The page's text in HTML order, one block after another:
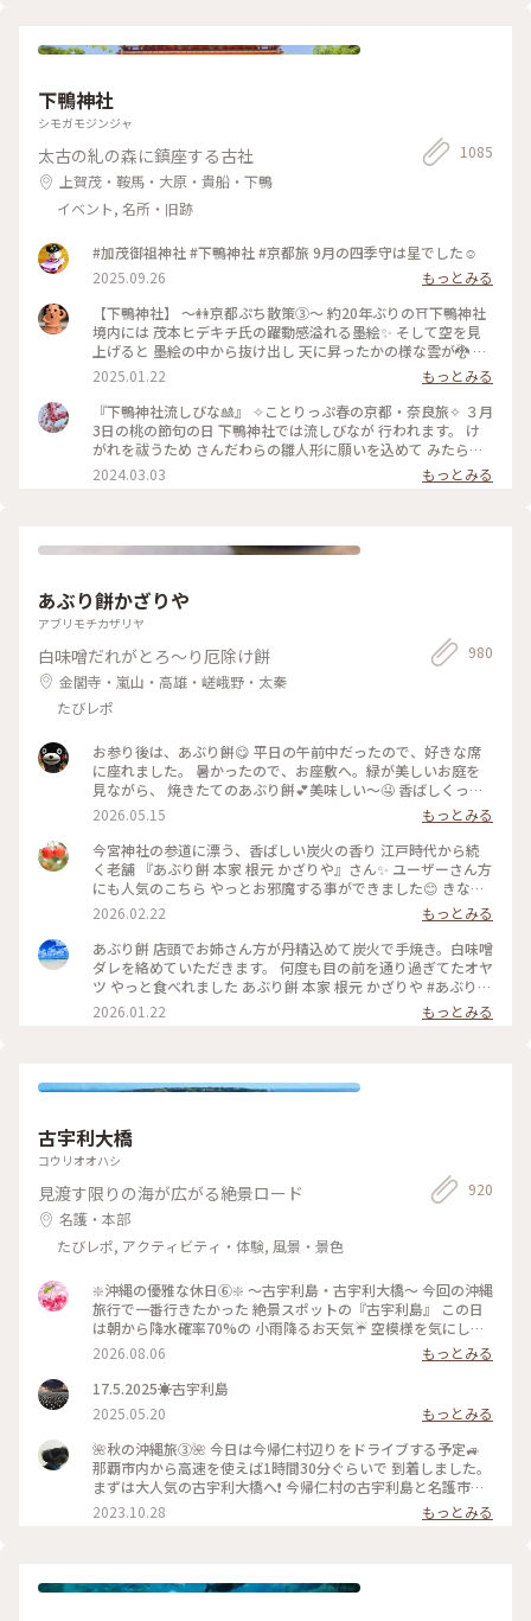
ども教えていただきました〜😍 Webショップでも買えます
⤵︎ ︎下のスポットから ことりっぷさんの記事がご覧になれます
よ😊 * #花を愉しむ #ことりっぷ京都 #京都 #和紙 #彩り文様香
#包み香 #和詩倶楽部 #わしくらぶ #お土産 #おみやげ #おみや
げ図鑑 #お香 #白檀 #和紙 #こもりっぷ仙台 #カメラ #カメラ初
心者🔰 #fumitubu
下鴨神社
シモガモジンジャ
太古の糺の森に鎮座する古社
上賀茂・鞍馬・大原・貴船・下鴨
イベント, 名所・旧跡
1085
#加茂御祖神社 #下鴨神社 #京都旅 9月の四季守は星でした☺️
2025.09.26
もっとみる
【下鴨神社】 〜👭京都ぷち散策③〜 約20年ぶりの⛩️下鴨神社
境内には 茂本ヒデキチ氏の躍動感溢れる墨絵✨ そして空を見
上げると 墨絵の中から抜け出し 天に昇ったかの様な雲が🐉 パ
ワーを感じ見入ってしまったd-maruでした #ご利益めぐり #
下鴨神社
2025.01.22
もっとみる
『下鴨神社流しびな🎎』 ✧︎ことりっぷ春の京都・奈良旅✧︎ ３月
3日の桃の節句の日 下鴨神社では流しびなが 行われます。 け
がれを祓うため さんだわらの雛人形に願いを込めて みたらし
川にひな人形を流します。 ちょうどこの日下鴨神社を 訪れる
予定だったので なんとか見てみたいと思って 行きましたが、
ことができました🎎😆 平安時代の装束をした お雛様や来賓や
児たちの歌うひな祭りの歌に ほっこり癒され 京都の雅な伝統
行事に 少しふれることができて よかったです🥰 ・ ・ #春色さ
がし #私のことりっぷ旅 #ことりっぷ春の京都・奈良旅 #母娘
旅 #下鴨神社 #流しびな #流し雛 #伝統行事 #桃の節句 #ひな祭
り #お雛様 #お内裏様 #雛人形 #たわわちゃん #京都 #出町柳 #
春 #春の京都 #ことりっぷ京都 #ひとり旅
2024.03.03 もっとみる
あぶり餅かざりや
アブリモチカザリヤ
白味噌だれがとろ～り厄除け餅
金閣寺・嵐山・高雄・嵯峨野・太秦
たびレポ
980
お参り後は、あぶり餅😋 平日の午前中だったので、好きな席
に座れました。 暑かったので、お座敷へ。緑が美しいお庭を
見ながら、 焼きたてのあぶり餅💕美味しい〜🤤 香ばしくっ
て、次々と食べちゃいますね♪ 番茶と頂いて、小腹も満たされ
2026.05.15
もっとみる
今宮神社の参道に漂う、香ばしい炭火の香り 江戸時代から続
く老舗 『あぶり餅 本家 根元 かざりや』さん✨ ユーザーさん方
にも人気のこちら やっとお邪魔する事ができました😊 きな粉
をまぶしたひとくちサイズのお餅を竹串に刺し 炭火で丁寧に
あぶって作られるあぶり餅。 お店の方が次々とお餅を焼く姿
はまさに神技で、 列に並びながら見入ってしまいました。 丁
寧に炙られたお餅に、とろりと絡む白味噌のタレ。 ひとくち
食べると、どこか懐かしくて優しい甘さが 本当に美味しくて
足りないくらいでした（笑） 屋根の上では、お多福さん姿の
鍾馗さんが見守ってくれてました♡ ・ 今宮神社の東門参道
好き #鍾馗さん #開運旅 #ことりっぷと一緒 #京都
2026.02.22
もっとみる
あぶり餅 店頭でお姉さん方が丹精込めて炭火で手焼き。白味噌
ダレを絡めていただきます。 何度も目の前を通り過ぎてたオヤ
ツ やっと食べれました あぶり餅 本家 根元 かざりや #あぶり餅
#かざりや #jun_flat
2026.01.22 もっとみる
古宇利大橋
コウリオオハシ
見渡す限りの海が広がる絶景ロード
名護・本部
たびレポ, アクティビティ・体験, 風景・景色
920
❇️沖縄の優雅な休日⑥❇️ 〜古宇利島・古宇利大橋〜 今回の沖縄
旅行で一番行きたかった 絶景スポットの『古宇利島』 この日
は朝から降水確率70%の 小雨降るお天気☔ 空模様を気にしな
がら向かってると 『古宇利大橋』を渡る頃には ピーカンにな
りました☀️ 綺麗なエメラルドグリーンの海を 見ることができ
て最高です✨ やっぱり私って晴れ女だわ(笑) #ひみつの絶景 #
沖縄めぐり #古宇利島 #古宇利大橋 #エメラルドグリーンの海
2026.08.06
もっとみる
17.5.2025☀️古宇利島
2025.05.20
もっとみる
🌺秋の沖縄旅➂🌺 今日は今帰仁村辺りをドライブする予定🚙
那覇市内から高速を使えば1時間30分ぐらいで 到着しました。
まずは大人気の古宇利大橋へ❗ 今帰仁村の古宇利島と名護市の
屋我地島を結ぶ全長1,960mの橋。2005年2月8日に開通。 橋
の両側には泣けてくるぐらいの美しい海✨ 橋の下に降りれるよ
2023.10.28 もっとみる